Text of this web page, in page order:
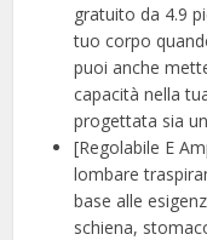
gratuito da 4.9
tuo corpo
puoi anche
capacità nella
progettata sia
[Regolabile E
lombare
base alle
schiena,